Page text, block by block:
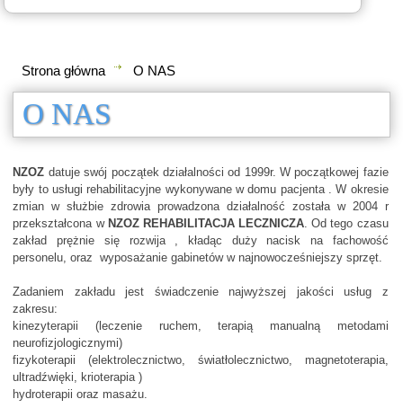
Strona główna O NAS
O NAS
NZOZ datuje swój początek działalności od 1999r. W początkowej fazie
były to usługi rehabilitacyjne wykonywane w domu pacjenta . W okresie
zmian w służbie zdrowia prowadzona działalność została w 2004 r
przekształcona w NZOZ REHABILITACJA LECZNICZA . Od tego czasu
zakład prężnie się rozwija , kładąc duży nacisk na fachowość
personelu, oraz wyposażanie gabinetów w najnowocześniejszy sprzęt.
Zadaniem zakładu jest świadczenie najwyższej jakości usług z
zakresu:
kinezyterapii (leczenie ruchem, terapią manualną metodami
neurofizjologicznymi)
fizykoterapii (elektrolecznictwo, światłolecznictwo, magnetoterapia,
ultradźwięki, krioterapia )
hydroterapii oraz masażu.